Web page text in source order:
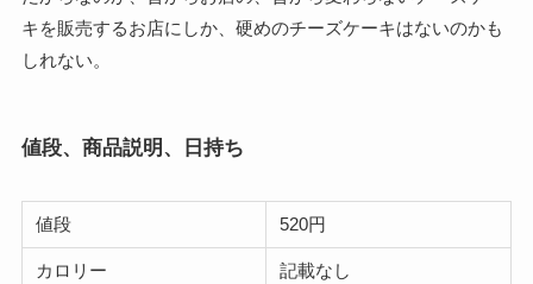
キを販売するお店にしか、硬めのチーズケーキはないのかも
しれない。
値段、商品説明、日持ち
値段 520円
カロリー 記載なし